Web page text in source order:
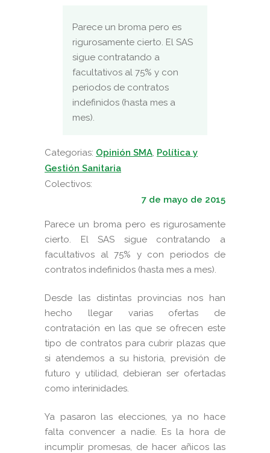
Parece un broma pero es
rigurosamente cierto. El SAS
sigue contratando a
facultativos al 75% y con
periodos de contratos
indefinidos (hasta mes a
mes).
Categorias: Opinión SMA Política y
Gestión Sanitaria
Colectivos:
7 de mayo de 2015
Parece un broma pero es rigurosamente
cierto. El SAS sigue contratando a
facultativos al 75% y con periodos de
contratos indefinidos (hasta mes a mes).
Desde las distintas provincias nos han
hecho llegar varias ofertas de
contratación en las que se ofrecen este
tipo de contratos para cubrir plazas que
si atendemos a su historia, previsión de
futuro y utilidad, debieran ser ofertadas
como interinidades.
Ya pasaron las elecciones, ya no hace
falta convencer a nadie. Es la hora de
incumplir promesas, de hacer añicos las